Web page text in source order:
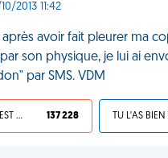
2013 11:42
avoir fait pleurer ma
son physique, je lui ai
par SMS. VDM
JE VALIDE, C'EST UNE VDM 137 228